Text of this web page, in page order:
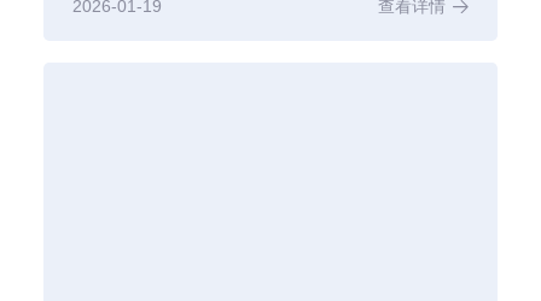
2026-01-19 查看详情